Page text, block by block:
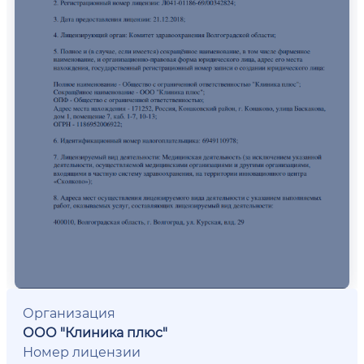
Организация
ООО "Клиника плюс"
Номер лицензии